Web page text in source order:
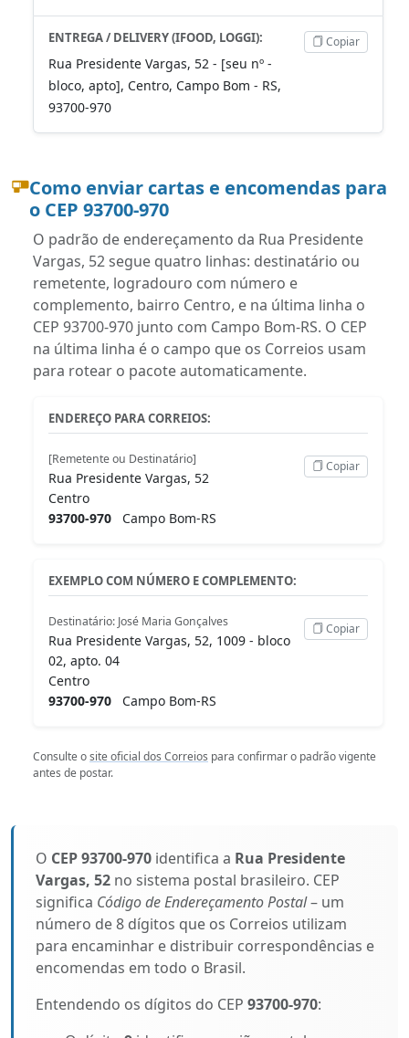
ENTREGA / DELIVERY (IFOOD, LOGGI):
Rua Presidente Vargas, 52 - [seu nº -
bloco, apto], Centro, Campo Bom - RS,
93700-970
Copiar
Como enviar cartas e encomendas para
o CEP 93700-970
O padrão de endereçamento da Rua Presidente
Vargas, 52 segue quatro linhas: destinatário ou
remetente, logradouro com número e
complemento, bairro Centro, e na última linha o
CEP 93700-970 junto com Campo Bom-RS. O CEP
na última linha é o campo que os Correios usam
para rotear o pacote automaticamente.
ENDEREÇO PARA CORREIOS:
[Remetente ou Destinatário]
Rua Presidente Vargas, 52
Centro
93700-970 Campo Bom-RS
Copiar
EXEMPLO COM NÚMERO E COMPLEMENTO:
Destinatário: José Maria Gonçalves
Rua Presidente Vargas, 52, 1009 - bloco
02, apto. 04
Centro
93700-970 Campo Bom-RS
Copiar
Consulte osite oficial dos Correios para confirmar o padrão vigente
antes de postar.
O CEP 93700-970 identifica a Rua Presidente
Vargas, 52 no sistema postal brasileiro. CEP
significa Código de Endereçamento Postal– um
número de 8 dígitos que os Correios utilizam
para encaminhar e distribuir correspondências e
encomendas em todo o Brasil.
Entendendo os dígitos do CEP 93700-970: